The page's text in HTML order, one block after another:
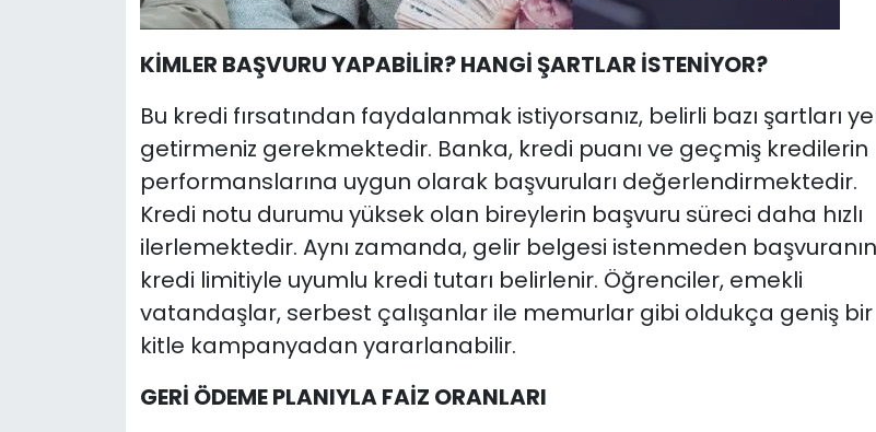
KİMLER BAŞVURU YAPABİLİR? HANGİ ŞARTLAR İSTENİYOR?
Bu kredi fırsatından faydalanmak istiyorsanız, belirli bazı şartları
getirmeniz gerekmektedir. Banka, kredi puanı ve geçmiş kredilerin
performanslarına uygun olarak başvuruları değerlendirmektedir.
Kredi notu durumu yüksek olan bireylerin başvuru süreci daha hızlı
ilerlemektedir. Aynı zamanda, gelir belgesi istenmeden başvuranın
kredi limitiyle uyumlu kredi tutarı belirlenir. Öğrenciler, emekli
vatandaşlar, serbest çalışanlar ile memurlar gibi oldukça geniş bir
kitle kampanyadan yararlanabilir.
GERİ ÖDEME PLANIYLA FAİZ ORANLARI